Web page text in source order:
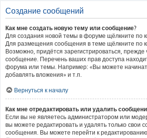
Создание сообщений
Как мне создать новую тему или сообщение?
Для создания новой темы в форуме щёлкните по
Для размещения сообщения в теме щёлкните по
Возможно, придётся зарегистрироваться, прежде
сообщение. Перечень ваших прав доступа
форума или темы. Например: «Вы можете
добавлять вложения» и т.п.
Вернуться к началу
Как мне отредактировать или удалить
Если вы не являетесь администратором или
вы можете редактировать и удалять только свои
сообщения. Вы можете перейти к